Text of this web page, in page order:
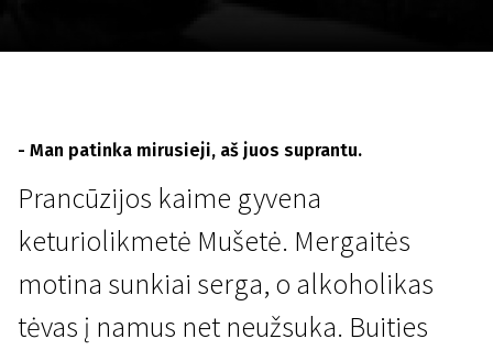
- Man patinka mirusieji, aš juos suprantu.
Prancūzijos kaime gyvena
keturiolikmetė Mušetė. Mergaitės
motina sunkiai serga, o alkoholikas
tėvas į namus net neužsuka. Buities